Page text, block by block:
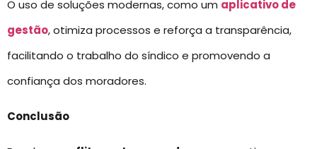
O uso de soluções modernas, como um aplicativo de
gestão, otimiza processos e reforça a transparência,
facilitando o trabalho do síndico e promovendo a
confiança dos moradores.
Conclusão